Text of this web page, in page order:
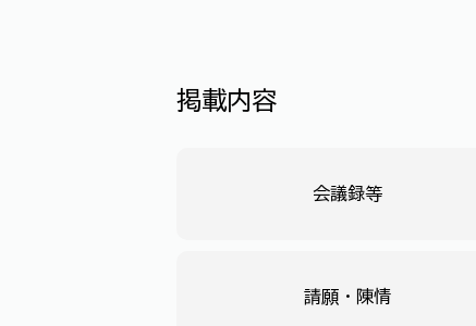
掲載内容
会議録等
請願・陳情